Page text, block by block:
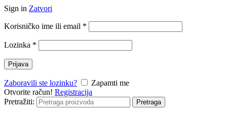
Sign in Zatvori
Korisničko ime ili email *
Lozinka *
Prijava
Zaboravili ste lozinku?
Zapamti me
Otvorite račun! Registracija
Pretražiti:
Pretraga